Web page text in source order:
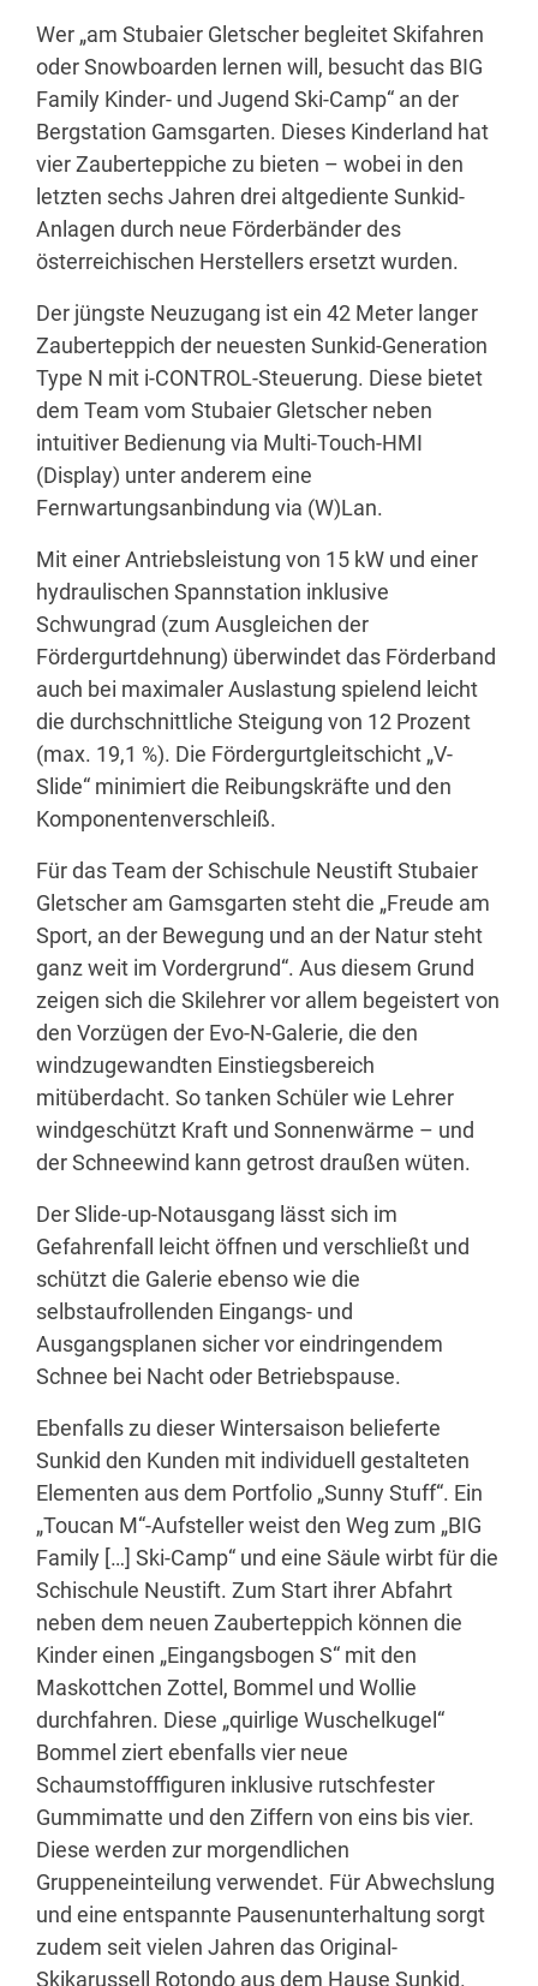
Wer „am Stubaier Gletscher begleitet Skifahren
oder Snowboarden lernen will, besucht das BIG
Family Kinder- und Jugend Ski-Camp“ an der
Bergstation Gamsgarten. Dieses Kinderland hat
vier Zauberteppiche zu bieten – wobei in den
letzten sechs Jahren drei altgediente Sunkid-
Anlagen durch neue Förderbänder des
österreichischen Herstellers ersetzt wurden.
Der jüngste Neuzugang ist ein 42 Meter langer
Zauberteppich der neuesten Sunkid-Generation
Type N mit i-CONTROL-Steuerung. Diese bietet
dem Team vom Stubaier Gletscher neben
intuitiver Bedienung via Multi-Touch-HMI
(Display) unter anderem eine
Fernwartungsanbindung via (W)Lan.
Mit einer Antriebsleistung von 15 kW und einer
hydraulischen Spannstation inklusive
Schwungrad (zum Ausgleichen der
Fördergurtdehnung) überwindet das Förderband
auch bei maximaler Auslastung spielend leicht
die durchschnittliche Steigung von 12 Prozent
(max. 19,1 %). Die Fördergurtgleitschicht „V-
Slide“ minimiert die Reibungskräfte und den
Komponentenverschleiß.
Für das Team der Schischule Neustift Stubaier
Gletscher am Gamsgarten steht die „Freude am
Sport, an der Bewegung und an der Natur steht
ganz weit im Vordergrund“. Aus diesem Grund
zeigen sich die Skilehrer vor allem begeistert von
den Vorzügen der Evo-N-Galerie, die den
windzugewandten Einstiegsbereich
mitüberdacht. So tanken Schüler wie Lehrer
windgeschützt Kraft und Sonnenwärme – und
der Schneewind kann getrost draußen wüten.
Der Slide-up-Notausgang lässt sich im
Gefahrenfall leicht öffnen und verschließt und
schützt die Galerie ebenso wie die
selbstaufrollenden Eingangs- und
Ausgangsplanen sicher vor eindringendem
Schnee bei Nacht oder Betriebspause.
Ebenfalls zu dieser Wintersaison belieferte
Sunkid den Kunden mit individuell gestalteten
Elementen aus dem Portfolio „Sunny Stuff“. Ein
„Toucan M“-Aufsteller weist den Weg zum „BIG
Family […] Ski-Camp“ und eine Säule wirbt für die
Schischule Neustift. Zum Start ihrer Abfahrt
neben dem neuen Zauberteppich können die
Kinder einen „Eingangsbogen S“ mit den
Maskottchen Zottel, Bommel und Wollie
durchfahren. Diese „quirlige Wuschelkugel“
Bommel ziert ebenfalls vier neue
Schaumstofffiguren inklusive rutschfester
Gummimatte und den Ziffern von eins bis vier.
Diese werden zur morgendlichen
Gruppeneinteilung verwendet. Für Abwechslung
und eine entspannte Pausenunterhaltung sorgt
zudem seit vielen Jahren das Original-
Skikarussell Rotondo aus dem Hause Sunkid.